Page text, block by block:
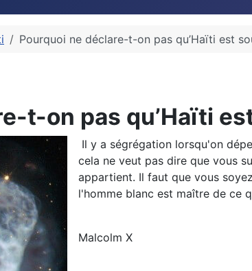
Pourquoi ne déclare-t-on pas qu’Haïti est
t-on pas qu’Haïti
Il y a ségrégation lorsqu'on
cela ne veut pas dire que vous
appartient. Il faut que vous
l'homme blanc est maître de ce
Malcolm X